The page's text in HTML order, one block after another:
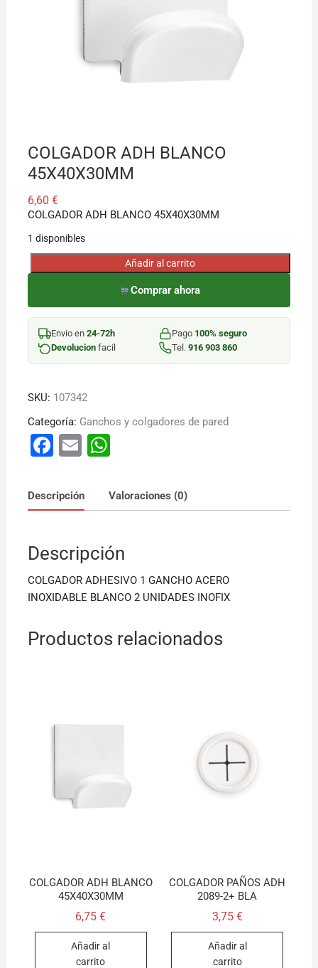
COLGADOR ADH BLANCO
45X40X30MM
6,60 €
COLGADOR ADH BLANCO 45X40X30MM
1 disponibles
COLGADOR
BLANCO
45X40X30MM
cantidad
Añadir al carrito
Comprar ahora
Envio en 24-72h Pago 100% seguro
Devolucionfacil Tel. 916 903 860
SKU: 107342
Categoría: Ganchos y colgadores de pared
F
c
e
o
o
k
E
ai
l
W
at
s
p
p
Descripción Valoraciones (0)
Descripción
COLGADOR ADHESIVO 1 GANCHO ACERO
INOXIDABLE BLANCO 2 UNIDADES INOFIX
Productos relacionados
COLGADOR ADH BLANCO
45X40X30MM
6,75€
Añadir al
carrito
COLGADOR PAÑOS ADH
2089-2+ BLA
3,75 €
Añadir al
carrito
¡Hola! Soy el asesor virtual de Ferretería El Arroyo.
Cuéntame qué necesitas y te ayudo a encontrarlo,
aunque no sepas el nombre exacto